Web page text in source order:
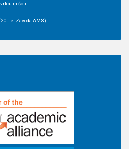
in šoli
let Zavoda AMS)